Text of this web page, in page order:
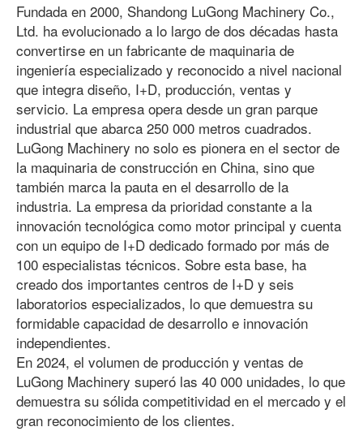
Fundada en 2000, Shandong LuGong Machinery Co.,
Ltd. ha evolucionado a lo largo de dos décadas hasta
convertirse en un fabricante de maquinaria de
ingeniería especializado y reconocido a nivel nacional
que integra diseño, I+D, producción, ventas y
servicio. La empresa opera desde un gran parque
industrial que abarca 250 000 metros cuadrados.
LuGong Machinery no solo es pionera en el sector de
la maquinaria de construcción en China, sino que
también marca la pauta en el desarrollo de la
industria. La empresa da prioridad constante a la
innovación tecnológica como motor principal y cuenta
con un equipo de I+D dedicado formado por más de
100 especialistas técnicos. Sobre esta base, ha
creado dos importantes centros de I+D y seis
laboratorios especializados, lo que demuestra su
formidable capacidad de desarrollo e innovación
independientes.
En 2024, el volumen de producción y ventas de
LuGong Machinery superó las 40 000 unidades, lo que
demuestra su sólida competitividad en el mercado y el
gran reconocimiento de los clientes.